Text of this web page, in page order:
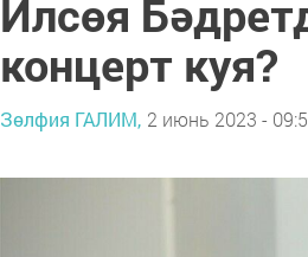
Илсөя
концерт куя?
Зөлфия ГАЛИМ, 2 июнь 2023 -